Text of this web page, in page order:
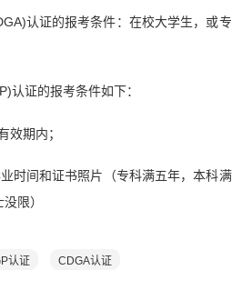
认证的报考条件：在校大学生，或专
认证的报考条件如下：
效期内；
时间和证书照片（专科满五年，本科满
限）
认证 CDGA认证